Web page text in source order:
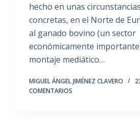
hecho en unas
concretas, en el Norte de
al ganado bovino (un sector
económicamente
montaje mediático…
MIGUEL ÁNGEL JIMÉNEZ CLAVERO
COMENTARIOS